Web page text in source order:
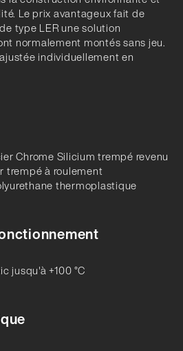
Le prix avantageux fait de
type LER une solution
normalement montés sans jeu.
individuellement en
Chrome Silicium trempé revenu
trempé à roulement
thermoplastique
jusqu'à +100 °C